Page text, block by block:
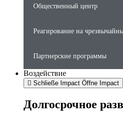
Общественный центр
Реагирование на
Партнерские программы
Воздействие
Schließe Impact Öffne Impact
Долгосрочное